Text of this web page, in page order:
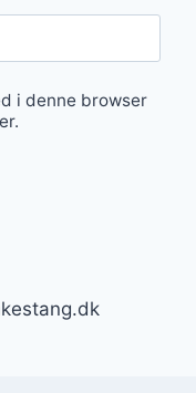
i denne browser